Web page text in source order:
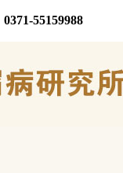
0371-55159988